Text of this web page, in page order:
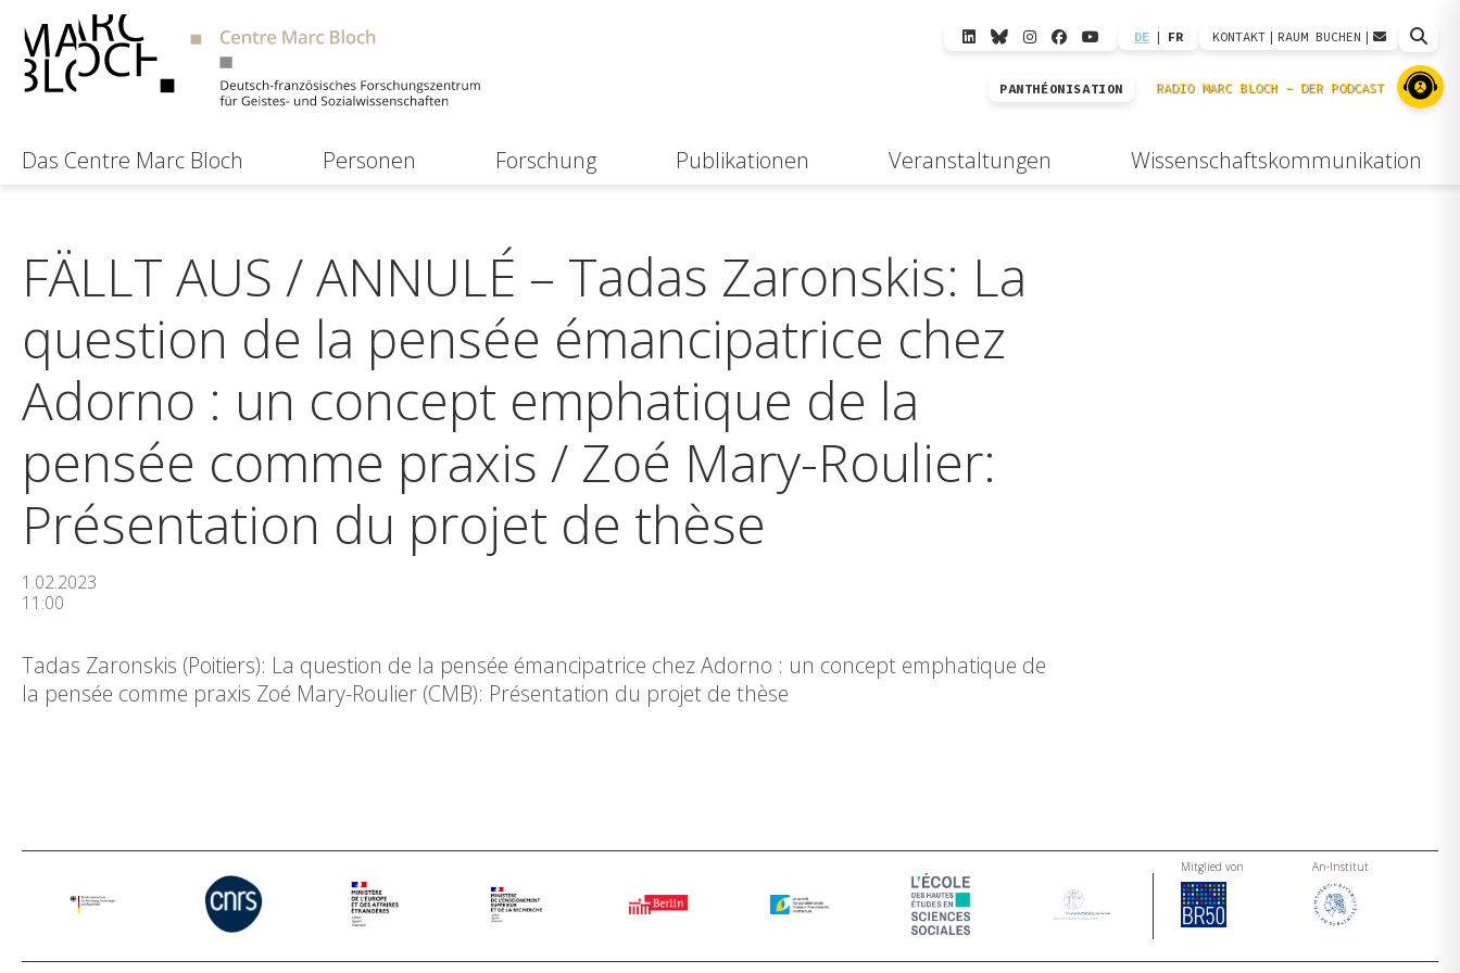
DE | FR KONTAKT | RAUM BUCHEN |
PANTHÉONISATION
Das Centre Marc Bloch Personen Forschung Publikationen Veranstaltungen Wissenschaftskommunikation
FÄLLT AUS / ANNULÉ – Tadas Zaronskis: La
question de la pensée émancipatrice chez
Adorno : un concept emphatique de la
pensée comme praxis / Zoé Mary-Roulier:
Présentation du projet de thèse
1.02.2023
11:00
Tadas Zaronskis (Poitiers): La question de la pensée émancipatrice chez Adorno : un concept emphatique de
la pensée comme praxis Zoé Mary-Roulier (CMB): Présentation du projet de thèse
Mitglied von An-Institut